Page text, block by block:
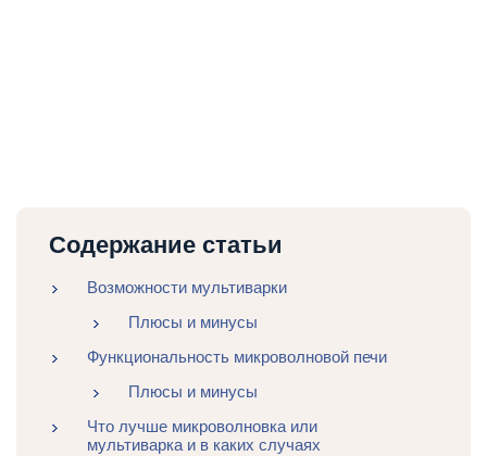
Содержание статьи
Возможности мультиварки
Плюсы и минусы
Функциональность микроволновой печи
Плюсы и минусы
Что лучше микроволновка или
мультиварка и в каких случаях